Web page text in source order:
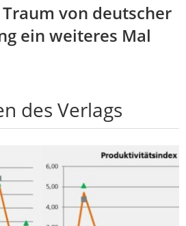
von deutscher
ein weiteres Mal
des Verlags